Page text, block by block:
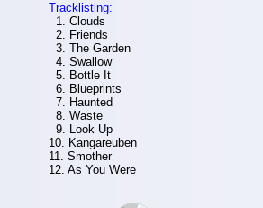
Tracklisting:
1. Clouds
2. Friends
3. The Garden
4. Swallow
5. Bottle It
6. Blueprints
7. Haunted
8. Waste
9. Look Up
10. Kangareuben
11. Smother
12. As You Were